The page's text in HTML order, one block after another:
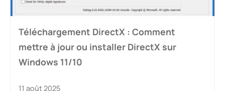
Téléchargement DirectX : Comment
mettre à jour ou installer DirectX sur
Windows 11/10
11 août 2025